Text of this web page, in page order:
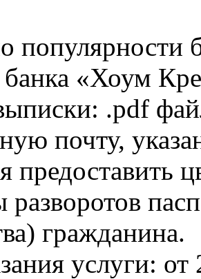
популярности
«Хоум
.pdf
почту,
предоставить
разворотов
гражданина.
услуги: от